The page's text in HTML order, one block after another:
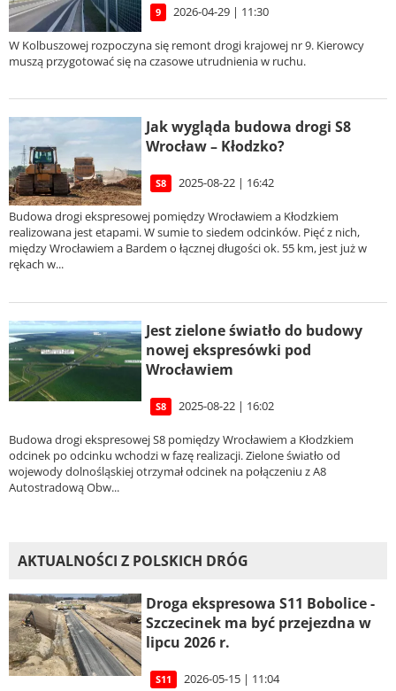
9 2026-04-29 | 11:30
W Kolbuszowej rozpoczyna się remont drogi krajowej nr 9. Kierowcy
muszą przygotować się na czasowe utrudnienia w ruchu.
Jak wygląda budowa drogi S8
Wrocław – Kłodzko?
S8 2025-08-22 | 16:42
Budowa drogi ekspresowej pomiędzy Wrocławiem a Kłodzkiem
realizowana jest etapami. W sumie to siedem odcinków. Pięć z nich,
między Wrocławiem a Bardem o łącznej długości ok. 55 km, jest już w
rękach w...
Jest zielone światło do budowy
nowej ekspresówki pod
Wrocławiem
S8 2025-08-22 | 16:02
Budowa drogi ekspresowej S8 pomiędzy Wrocławiem a Kłodzkiem
odcinek po odcinku wchodzi w fazę realizacji. Zielone światło od
wojewody dolnośląskiej otrzymał odcinek na połączeniu z A8
Autostradową Obw...
AKTUALNOŚCI Z POLSKICH DRÓG
Droga ekspresowa S11 Bobolice -
Szczecinek ma być przejezdna w
lipcu 2026 r.
S11 2026-05-15 | 11:04